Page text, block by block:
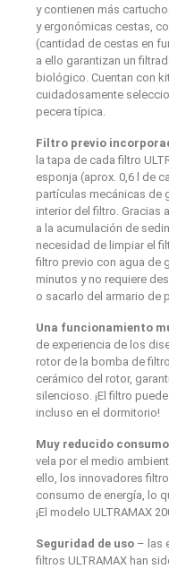
y contienen más
y ergonómicas cestas,
(cantidad de cestas en
a ello garantizan un
biológico. Cuentan con
cuidadosamente
pecera típica.
Filtro previo
la tapa de cada filtro
esponja (aprox. 0,6 l de
partículas mecánicas de
interior del filtro. Gracias
a la acumulación de
necesidad de limpiar el
filtro previo con agua de
minutos y no requiere
o sacarlo del armario de
Una funcionamiento
de experiencia de los
rotor de la bomba de
cerámico del rotor,
silencioso. ¡El filtro
incluso en el dormitorio!
Muy reducido
vela por el medio
ello, los innovadores
consumo de energía, lo
¡El modelo ULTRAMAX
Seguridad de uso – las
filtros ULTRAMAX han